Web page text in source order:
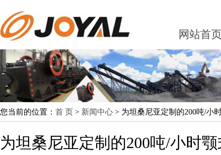
网站首
您当前的位置： 首 页 > 新闻中心 > 为坦桑尼亚定制的200吨/小
为坦桑尼亚定制的200吨/小时